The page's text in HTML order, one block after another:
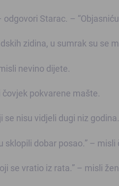
odgovori Starac. –
zidina, u sumrak su se
nevino dijete.
čovjek pokvarene mašte.
se nisu vidjeli dugi niz
sklopili dobar posao.” –
se vratio iz rata.” – misli